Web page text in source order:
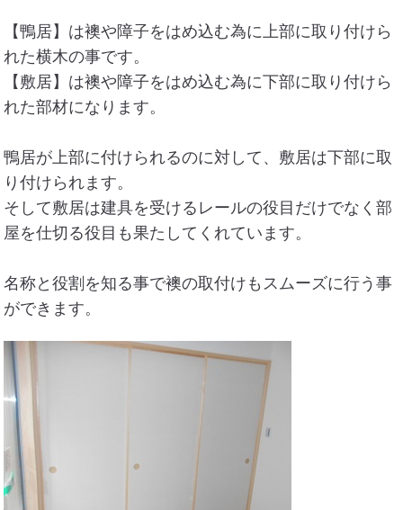
【鴨居】は襖や障子をはめ込む為に上部に取り付けら
れた横木の事です。
【敷居】は襖や障子をはめ込む為に下部に取り付けら
れた部材になります。
鴨居が上部に付けられるのに対して、敷居は下部に取
り付けられます。
そして敷居は建具を受けるレールの役目だけでなく部
屋を仕切る役目も果たしてくれています。
名称と役割を知る事で襖の取付けもスムーズに行う事
ができます。